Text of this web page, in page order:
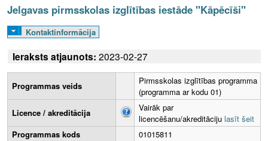
Jelgavas pirmsskolas izglītības iestāde "Kāpēcīši"
Kontaktinformācija
Ieraksts atjaunots: 2023-02-27
Programmas veids
Pirmsskolas izglītības programma
(programma ar kodu 01)
Licence / akreditācija
Vairāk par
licencēšanu/akreditāciju lasīt šeit
Programmas kods
01015811